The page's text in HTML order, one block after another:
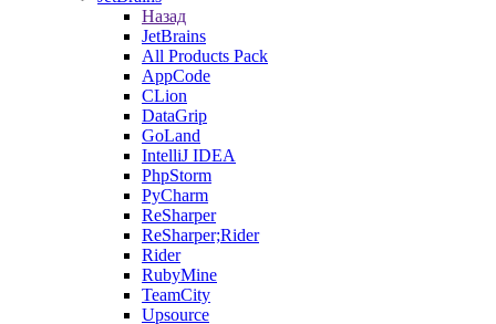
Назад
JetBrains
All Products Pack
AppCode
CLion
DataGrip
GoLand
IntelliJ IDEA
PhpStorm
PyCharm
ReSharper
ReSharper;Rider
Rider
RubyMine
TeamCity
Upsource